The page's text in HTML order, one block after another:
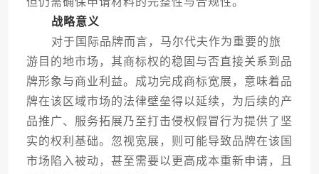
战略意义
对于国际品牌而言，马尔代夫作为重要的旅
游目的地市场，其商标权的稳固与否直接关系到品
牌形象与商业利益。成功完成商标宽展，意味着品
牌在该区域市场的法律壁垒得以延续，为后续的产
品推广、服务拓展乃至打击侵权假冒行为提供了坚
实的权利基础。忽视宽展，则可能导致品牌在该国
市场陷入被动，甚至需要以更高成本重新申请，且